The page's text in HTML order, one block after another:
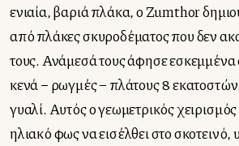
ενιαία, βαριά πλάκα, ο Zumthor
από πλάκες σκυροδέματος που δεν
τους. Ανάμεσά τους άφησε
κενά – ρωγμές – πλάτους 8
γυαλί. Αυτός ο γεωμετρικός χειρισμός
ηλιακό φως να εισέλθει στο σκοτεινό,